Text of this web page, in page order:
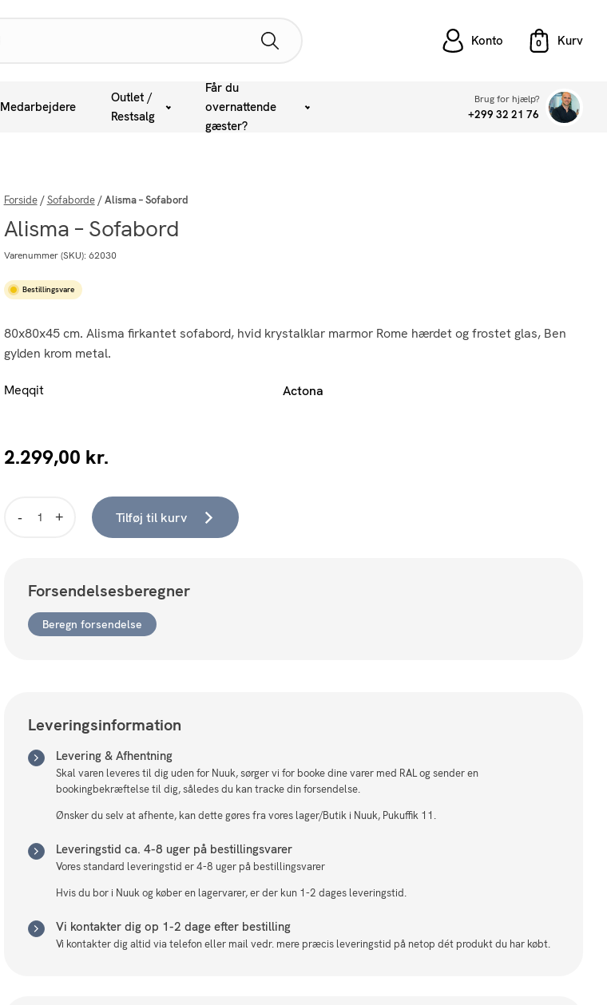
Konto
Medarbejdere
Outlet /
Restsalg
Får du
overnattende
gæster?
Brug for hjælp?
+299 32 21 76
Forside/Sofaborde/Alisma – Sofabord
Alisma – Sofabord
Varenummer (SKU): 62030
Bestillingsvare
80x80x45 cm. Alisma firkantet sofabord, hvid krystalklar marmor Rome hærdet og frostet glas, Ben
gylden krom metal.
Meqqit Actona
2.299,00 kr.
Tilføj til kurv
Forsendelsesberegner
Beregn forsendelse
Leveringsinformation
Levering & Afhentning
Skal varen leveres til dig uden for Nuuk, sørger vi for booke dine varer med RAL og sender en
bookingbekræftelse til dig, således du kan tracke din forsendelse.
Ønsker du selv at afhente, kan dette gøres fra vores lager/Butik i Nuuk, Pukuffik 11.
Leveringstid ca. 4-8 uger på bestillingsvarer
Vores standard leveringstid er 4-8 uger på bestillingsvarer
Hvis du bor i Nuuk og køber en lagervarer, er der kun 1-2 dages leveringstid.
Vi kontakter dig op 1-2 dage efter bestilling
Vi kontakter dig altid via telefon eller mail vedr. mere præcis leveringstid på netop dét produkt du har købt.